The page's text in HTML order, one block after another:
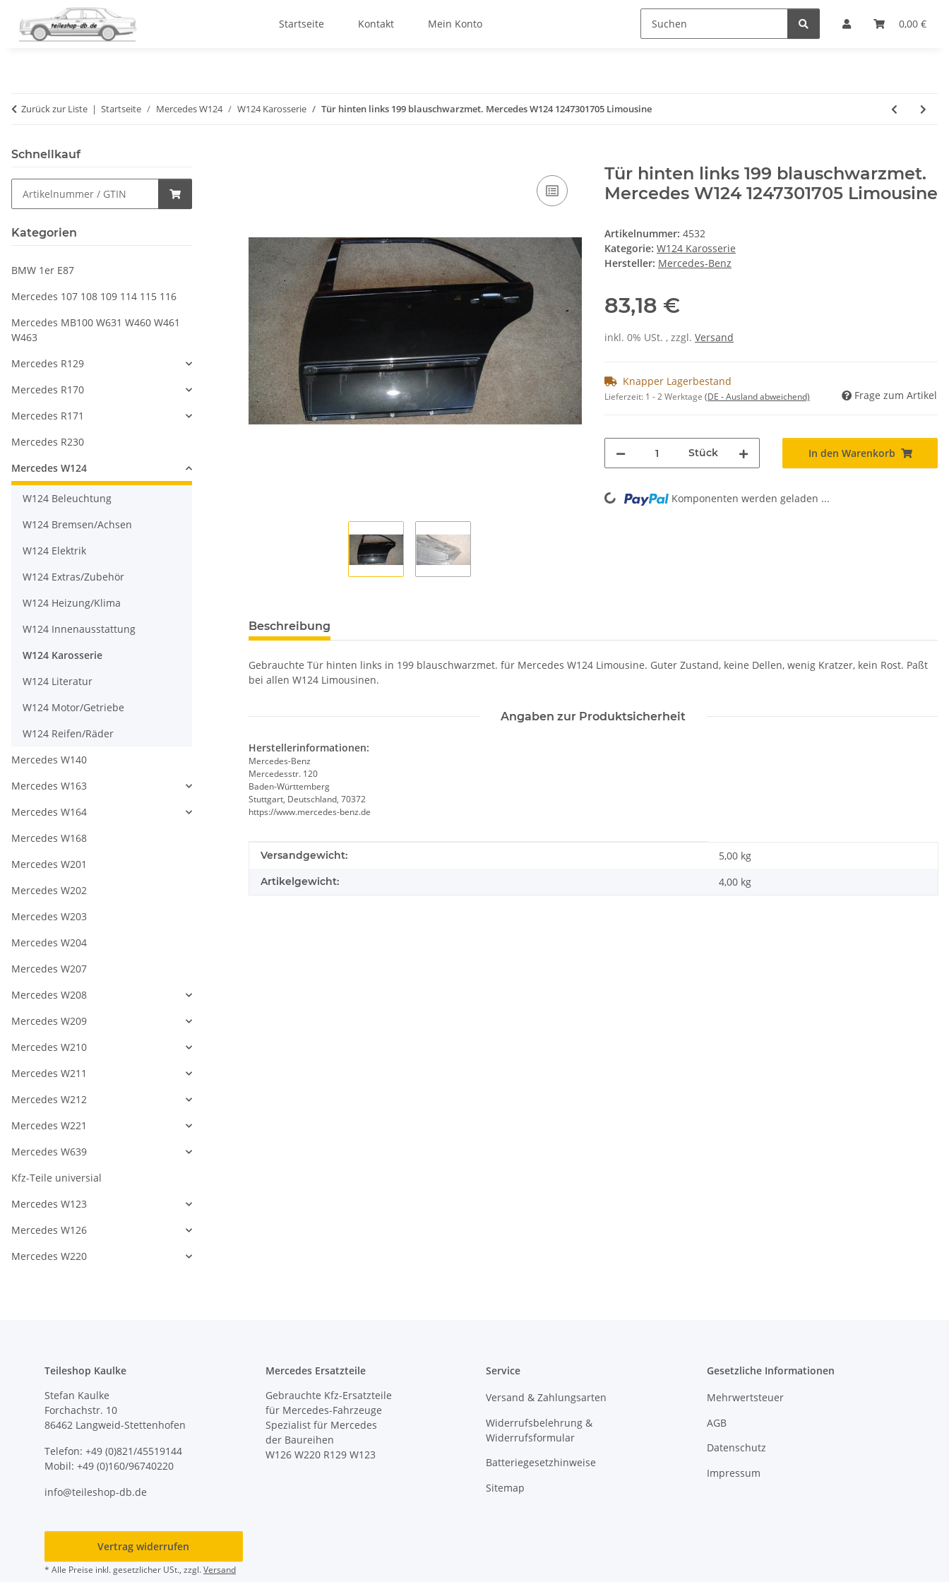
0,00 €
Startseite Kontakt Mein Konto
Zurück zur Liste Startseite Mercedes W124 W124 Karosserie Tür hinten links 199 blauschwarzmet. Mercedes W124 1247301705 Limousine
Tür hinten links 199 blauschwarzmet.
Mercedes W124 1247301705 Limousine
Artikelnummer: 4532
Kategorie: W124 Karosserie
Hersteller: Mercedes-Benz
83,18 €
inkl. 0% USt. , zzgl. Versand
Knapper Lagerbestand
Lieferzeit: 1 - 2 Werktage (DE - Ausland abweichend) Frage zum Artikel
Stück In den Warenkorb
Loading... Komponenten werden geladen ...
Beschreibung
Gebrauchte Tür hinten links in 199 blauschwarzmet. für Mercedes W124 Limousine. Guter Zustand, keine Dellen, wenig Kratzer, kein Rost. Paßt
bei allen W124 Limousinen.
Angaben zur Produktsicherheit
Herstellerinformationen:
Mercedes-Benz
Mercedesstr. 120
Baden-Württemberg
Stuttgart, Deutschland, 70372
https://www.mercedes-benz.de
Produkteigenschaft
Wert
Versandgewicht: 5,00 kg
Artikelgewicht: 4,00 kg
Schnellkauf
Kategorien
BMW 1er E87
Mercedes 107 108 109 114 115 116
Mercedes MB100 W631 W460 W461
W463
Mercedes R129
Mercedes R170
Mercedes R171
Mercedes R230
Mercedes W124
W124 Beleuchtung
W124 Bremsen/Achsen
W124 Elektrik
W124 Extras/Zubehör
W124 Heizung/Klima
W124 Innenausstattung
W124 Karosserie
W124 Literatur
W124 Motor/Getriebe
W124 Reifen/Räder
Mercedes W140
Mercedes W163
Mercedes W164
Mercedes W168
Mercedes W201
Mercedes W202
Mercedes W203
Mercedes W204
Mercedes W207
Mercedes W208
Mercedes W209
Mercedes W210
Mercedes W211
Mercedes W212
Mercedes W221
Mercedes W639
Kfz-Teile universial
Mercedes W123
Mercedes W126
Mercedes W220
Teileshop Kaulke
Stefan Kaulke
Forchachstr. 10
86462 Langweid-Stettenhofen
Telefon: +49 (0)821/45519144
Mobil: +49 (0)160/96740220
info@teileshop-db.de
Mercedes Ersatzteile
Gebrauchte Kfz-Ersatzteile
für Mercedes-Fahrzeuge
Spezialist für Mercedes
der Baureihen
W126 W220 R129 W123
Service
Versand & Zahlungsarten
Widerrufsbelehrung &
Widerrufsformular
Batteriegesetzhinweise
Sitemap
Gesetzliche Informationen
Mehrwertsteuer
AGB
Datenschutz
Impressum
Vertrag widerrufen
* Alle Preise inkl. gesetzlicher USt., zzgl.Versand